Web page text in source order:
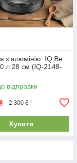
з алюмінію IQ Be
л 28 см (IQ-2148-
відправки
2 300 ₴
Купити